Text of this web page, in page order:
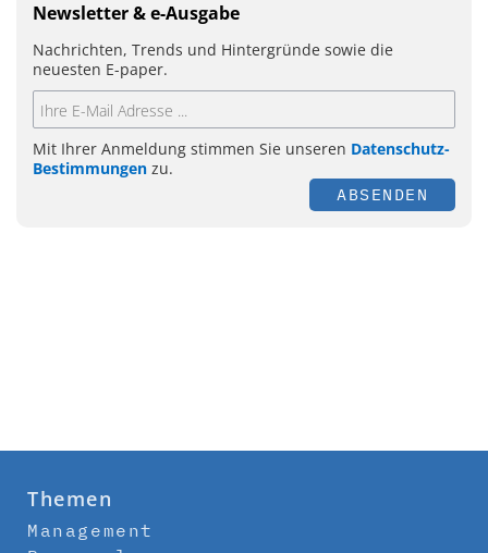
Newsletter & e-Ausgabe
Nachrichten, Trends und Hintergründe sowie die
neuesten E-paper.
Mit Ihrer Anmeldung stimmen Sie unseren Datenschutz-
Bestimmungen zu.
ABSENDEN
Themen
Management